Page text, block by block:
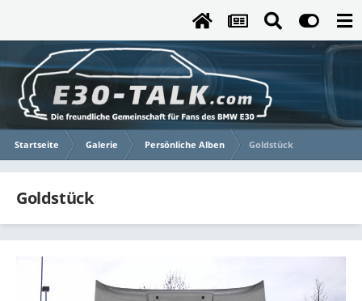
Startseite Galerie Persönliche Alben Goldstück
Goldstück